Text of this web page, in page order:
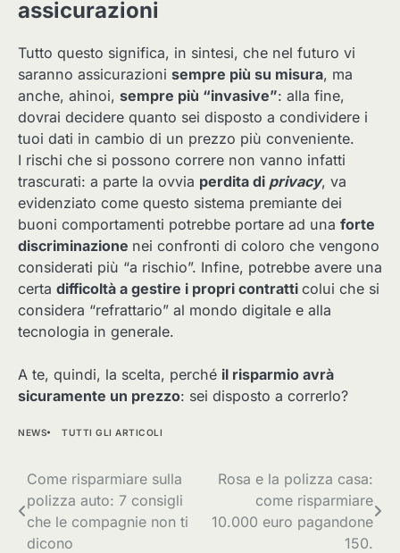
assicurazioni
Tutto questo significa, in sintesi, che nel futuro vi
saranno assicurazioni sempre più su misura, ma
anche, ahinoi, sempre più “invasive”: alla fine,
dovrai decidere quanto sei disposto a condividere i
tuoi dati in cambio di un prezzo più conveniente.
I rischi che si possono correre non vanno infatti
trascurati: a parte la ovvia perdita di privacy, va
evidenziato come questo sistema premiante dei
buoni comportamenti potrebbe portare ad una forte
discriminazione nei confronti di coloro che vengono
considerati più “a rischio”. Infine, potrebbe avere una
certa difficoltà a gestire i propri contratti colui che si
considera “refrattario” al mondo digitale e alla
tecnologia in generale.
A te, quindi, la scelta, perché il risparmio avrà
sicuramente un prezzo: sei disposto a correrlo?
NEWS TUTTI GLI ARTICOLI
Navigazione
articoli
Come risparmiare sulla
polizza auto: 7 consigli
che le compagnie non ti
dicono
Rosa e la polizza casa:
come risparmiare
10.000 euro pagandone
150.